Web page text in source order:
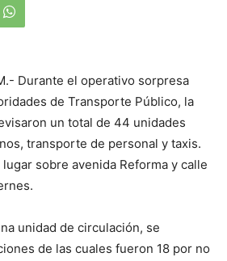
Durante el operativo sorpresa
de Transporte Público, la
un total de 44 unidades
transporte de personal y taxis.
sobre avenida Reforma y calle
unidad de circulación, se
de las cuales fueron 18 por no